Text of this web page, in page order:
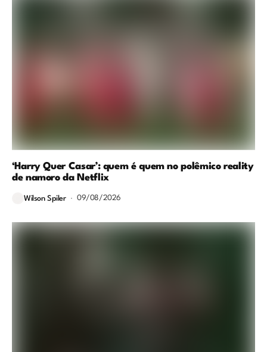
‘Harry Quer Casar’: quem é quem no polêmico reality
de namoro da Netflix
Wilson Spiler 09/08/2026